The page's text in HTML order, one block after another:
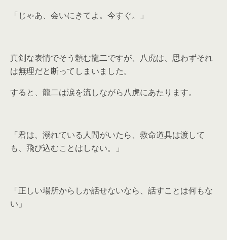
「じゃあ、会いにきてよ。今すぐ。」
真剣な表情でそう頼む龍二ですが、八虎は、思わずそれ
は無理だと断ってしまいました。
すると、龍二は涙を流しながら八虎にあたります。
「君は、溺れている人間がいたら、救命道具は渡して
も、飛び込むことはしない。」
「正しい場所からしか話せないなら、話すことは何もな
い」